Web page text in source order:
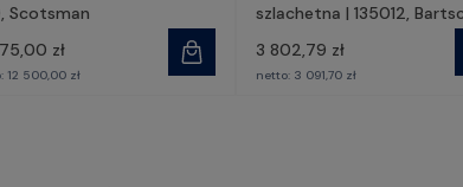
Scotsman
zł
12 500,00 zł
szlachetna | 135012,
3 802,79 zł
netto: 3 091,70 zł